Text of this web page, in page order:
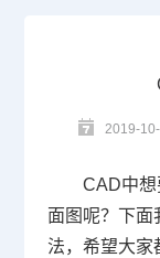
2019-
CAD中
面图呢？下面
法，希望大家